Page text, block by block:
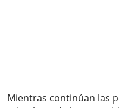
Mientras continúan las